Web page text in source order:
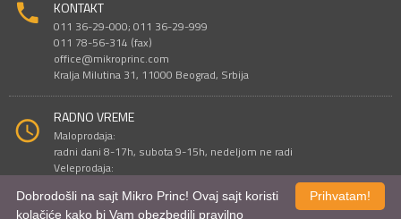
KONTAKT
011 36-29-000; 011 36-29-999
011 78-56-314 (fax)
office@mikroprinc.com
Kralja Milutina 31, 11000 Beograd, Srbija
RADNO VREME
Maloprodaja:
radni dani 8-17h, subota 9-15h, nedeljom ne radi
Veleprodaja:
Prihvatam!
Dobrodošli na sajt Mikro Princ! Ovaj sajt koristi
kolačiće kako bi Vam obezbedili pravilno